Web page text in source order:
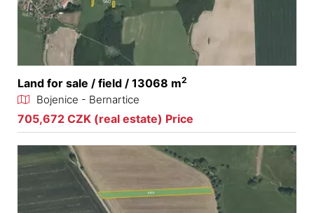
Land for sale / field / 13068 m2
Bojenice - Bernartice
705,672 CZK (real estate) Price